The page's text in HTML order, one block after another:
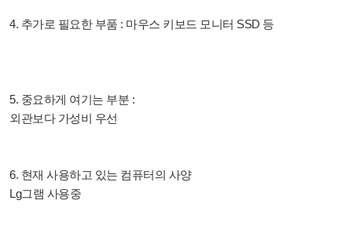
4. 추가로 필요한 부품 : 마우스 키보드 모니터 SSD 등
5. 중요하게 여기는 부분 :
외관보다 가성비 우선
6. 현재 사용하고 있는 컴퓨터의 사양
Lg그램 사용중